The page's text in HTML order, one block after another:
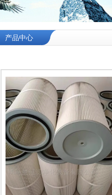
产品中心